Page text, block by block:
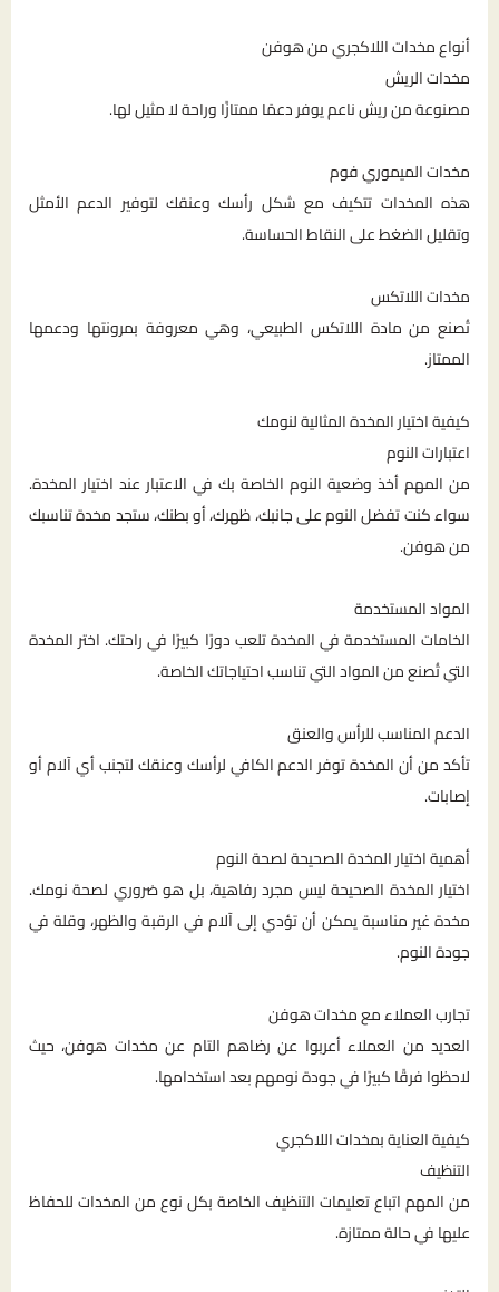
أنواع مخدات اللاكجري من هوفن
مخدات الريش
مصنوعة من ريش ناعم يوفر دعمًا ممتازًا وراحة لا مثيل لها.
مخدات الميموري فوم
هذه المخدات تتكيف مع شكل رأسك وعنقك لتوفير الدعم الأمثل
وتقليل الضغط على النقاط الحساسة.
مخدات اللاتكس
تُصنع من مادة اللاتكس الطبيعي، وهي معروفة بمرونتها ودعمها
الممتاز.
كيفية اختيار المخدة المثالية لنومك
اعتبارات النوم
من المهم أخذ وضعية النوم الخاصة بك في الاعتبار عند اختيار المخدة.
سواء كنت تفضل النوم على جانبك، ظهرك، أو بطنك، ستجد مخدة تناسبك
من هوفن.
المواد المستخدمة
الخامات المستخدمة في المخدة تلعب دورًا كبيرًا في راحتك. اختر المخدة
التي تُصنع من المواد التي تناسب احتياجاتك الخاصة.
الدعم المناسب للرأس والعنق
تأكد من أن المخدة توفر الدعم الكافي لرأسك وعنقك لتجنب أي آلام أو
إصابات.
أهمية اختيار المخدة الصحيحة لصحة النوم
اختيار المخدة الصحيحة ليس مجرد رفاهية، بل هو ضروري لصحة نومك.
مخدة غير مناسبة يمكن أن تؤدي إلى آلام في الرقبة والظهر، وقلة في
جودة النوم.
تجارب العملاء مع مخدات هوفن
العديد من العملاء أعربوا عن رضاهم التام عن مخدات هوفن، حيث
لاحظوا فرقًا كبيرًا في جودة نومهم بعد استخدامها.
كيفية العناية بمخدات اللاكجري
التنظيف
من المهم اتباع تعليمات التنظيف الخاصة بكل نوع من المخدات للحفاظ
عليها في حالة ممتازة.